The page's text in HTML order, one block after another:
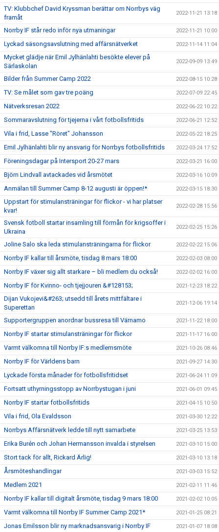
TV: Klubbchef David Kryssman berättar om Norrbys väg
framåt
2022-11-21 13:18
Norrby IF står redo inför nya utmaningar 2022-11-21 10:00
Lyckad säsongsavslutning med affärsnätverket 2022-11-14 11:04
Mycket glädje när Emil Jylhänlahti besökte elever på
Särlaskolan
2022-09-09 13:49
Bilder från Summer Camp 2022 2022-08-15 10:28
TV: Se målet som gav tre poäng 2022-07-09 22:45
Nätverksresan 2022 2022-06-22 10:22
Sommaravslutning för tjejerna i vårt fotbollsfritids 2022-06-21 12:52
Vila i frid, Lasse "Röret" Johansson 2022-05-22 18:25
Emil Jylhänlahti blir ny ansvarig för Norrbys fotbollsfritids 2022-03-24 17:52
Föreningsdagar på Intersport 20-27 mars 2022-03-21 16:00
Björn Lindvall avtackades vid årsmötet 2022-03-16 10:09
Anmälan till Summer Camp 8-12 augusti är öppen!* 2022-03-15 18:30
Uppstart för stimulansträningar för flickor - vi har platser
kvar!
2022-02-28 15:56
Svensk fotboll startar insamling till förmån för krigsoffer i
Ukraina
2022-02-25 15:26
Joline Salo ska leda stimulansträningarna för flickor 2022-02-22 15:06
Norrby IF kallar till årsmöte, tisdag 8 mars 18:00 2022-02-03 08:00
Norrby IF växer sig allt starkare – bli medlem du också! 2022-02-02 16:00
Norrby IF för Kvinno- och tjejjouren &#128153; 2021-12-23 18:22
Dijan Vukojevi&#263; utsedd till årets mittfältare i
Superettan
2021-12-06 19:14
Supportergruppen anordnar bussresa till Värnamo 2021-11-22 18:00
Norrby IF startar stimulansträningar för flickor 2021-11-17 16:00
Varmt välkomna till Norrby IF:s medlemsmöte 2021-10-26 08:46
Norrby IF för Världens barn 2021-09-27 14:30
Lyckade första månader för fotbollsfritidset 2021-06-24 11:09
Fortsatt uthyrningsstopp av Norrbystugan i juni 2021-06-01 09:45
Norrby IF startar fotbollsfritids 2021-04-15 10:50
Vila i frid, Ola Evaldsson 2021-03-30 12:22
Norrbys Affärsnätverk ledde till nytt samarbete 2021-03-25 13:53
Erika Burén och Johan Hermansson invalda i styrelsen 2021-03-10 15:00
Stort tack för allt, Rickard Ärlig! 2021-03-10 13:18
Årsmöteshandlingar 2021-03-03 15:52
Medlem 2021 2021-02-11 11:46
Norrby IF kallar till digitalt årsmöte, tisdag 9 mars 18:00 2021-02-02 10:05
Varmt välkomna till Norrby IF Summer Camp 2021* 2021-01-25 08:21
Jonas Emilsson blir ny marknadsansvarig i Norrby IF 2021-01-07 18:08